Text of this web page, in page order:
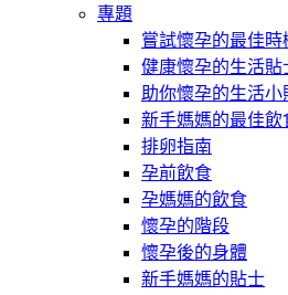
專題
嘗試懷孕的最佳時
健康懷孕的生活貼
助你懷孕的生活小
新手媽媽的最佳飲
排卵指南
孕前飲食
孕媽媽的飲食
懷孕的階段
懷孕後的身體
新手媽媽的貼士